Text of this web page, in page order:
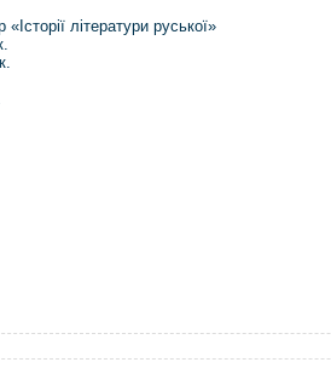
літератури руської»